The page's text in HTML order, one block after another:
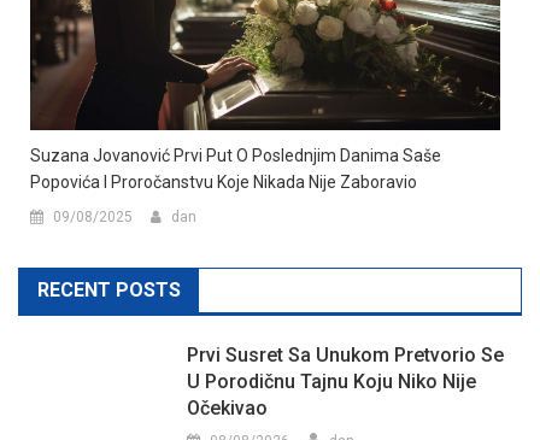
Suzana Jovanović Prvi Put O Poslednjim Danima Saše
Popovića I Proročanstvu Koje Nikada Nije Zaboravio
09/08/2025 dan
RECENT POSTS
Prvi Susret Sa Unukom Pretvorio Se
U Porodičnu Tajnu Koju Niko Nije
Očekivao